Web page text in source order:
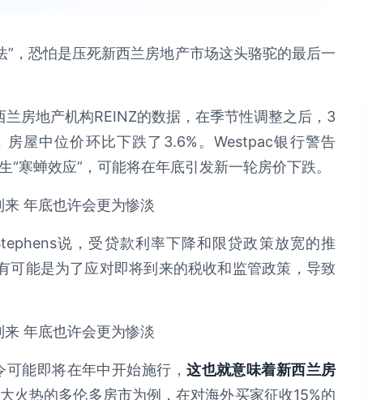
，恐怕是压死新西兰房地产市场这头骆驼的最后一
房地产机构REINZ的数据，在季节性调整之后，3
屋中位价环比下跌了3.6%。Westpac银行警告
“寒蝉效应”，可能将在年底引发新一轮房价下跌。
说，受贷款利率下降和限贷政策放宽的推
可能是为了应对即将到来的税收和监管政策，导致
能即将在年中开始施行，这也就意味着新西兰房
火热的多伦多房市为例，在对海外买家征收15%的